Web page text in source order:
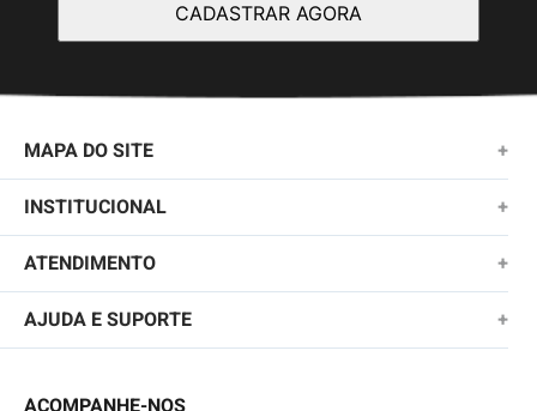
CADASTRAR AGORA
MAPA DO SITE +
NOVIDADES
MASCULINO
KIDS
FEMININO
ACESSÓRIOS
INSTITUCIONAL +
SOBRE NÓS
TROCAS E DEVOLUÇÕES
POLÍTICA DE ENTREGA
POLÍTICA DE PRIVACIDADE
ATENDIMENTO +
(11)2010-1028
AJUDA E SUPORTE +